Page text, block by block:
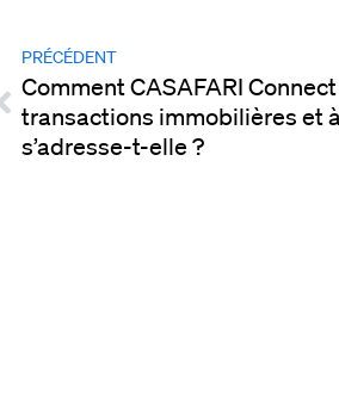
PRÉCÉDENT
Comment CASAFARI
transactions immobilières et
s’adresse-t-elle ?